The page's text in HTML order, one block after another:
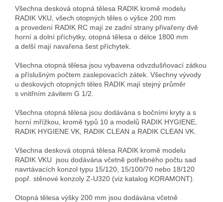
Všechna desková otopná tělesa RADIK kromě modelu
RADIK VKU, všech otopných těles o výšce 200 mm
a provedení RADIK RC mají ze zadní strany přivařeny dvě
horní a dolní příchytky, otopná tělesa o délce 1800 mm
a delší mají navařena šest příchytek.
Všechna otopná tělesa jsou vybavena odvzdušňovací zátkou
a příslušným počtem zaslepovacích zátek. Všechny vývody
u deskových otopných těles RADIK mají stejný průměr
s vnitřním závitem G 1/2.
Všechna otopná tělesa jsou dodávána s bočními kryty a s
horní mřížkou, kromě typů 10 a modelů RADIK HYGIENE,
RADIK HYGIENE VK, RADIK CLEAN a RADIK CLEAN VK.
Všechna desková otopná tělesa RADIK kromě modelu
RADIK VKU jsou dodávána včetně potřebného počtu sad
navrtávacích konzol typu 15/120, 15/100/70 nebo 18/120
popř. stěnové konzoly Z-U320 (viz katalog KORAMONT).
Otopná tělesa výšky 200 mm jsou dodávána včetně